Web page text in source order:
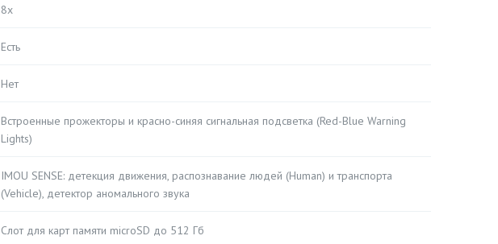
8x
Есть
Нет
Встроенные прожекторы и красно-синяя сигнальная подсветка (Red-Blue Warning
Lights)
IMOU SENSE: детекция движения, распознавание людей (Human) и транспорта
(Vehicle), детектор аномального звука
Слот для карт памяти microSD до 512 Гб